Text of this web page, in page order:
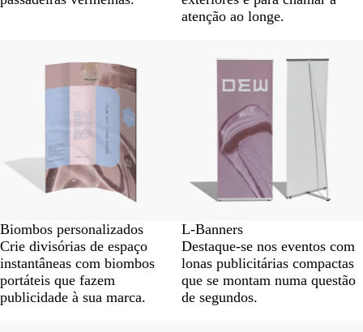
atenção ao longe.
Biombos personalizados
Crie divisórias de espaço
instantâneas com biombos
portáteis que fazem
publicidade à sua marca.
L-Banners
Destaque-se nos eventos com
lonas publicitárias compactas
que se montam numa questão
de segundos.